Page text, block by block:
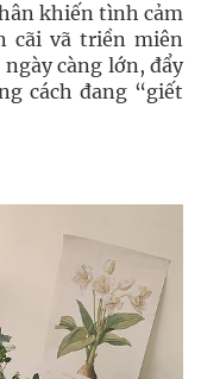
khiến tình cảm
cãi vã triền miên
càng lớn, đẩy
cách đang “giết